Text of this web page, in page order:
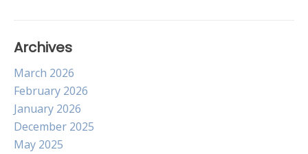
Archives
March 2026
February 2026
January 2026
December 2025
May 2025